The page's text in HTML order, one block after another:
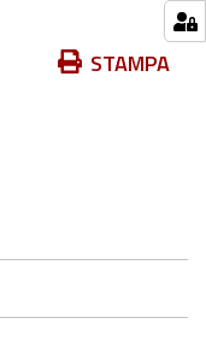
STAMPA